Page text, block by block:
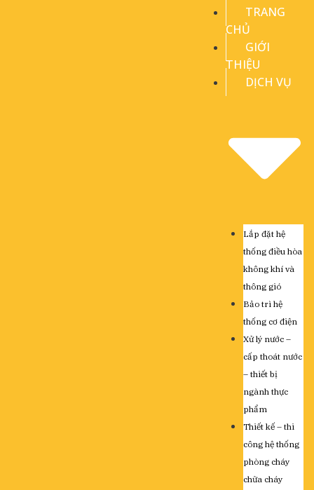
TRANG
CHỦ
GIỚI
THIỆU
DỊCH VỤ
Lắp đặt hệ
thống điều hòa
không khí và
thông gió
Bảo trì hệ
thống cơ điện
Xử lý nước –
cấp thoát nước
– thiết bị
ngành thực
phẩm
Thiết kế – thi
công hệ thống
phòng cháy
chữa cháy